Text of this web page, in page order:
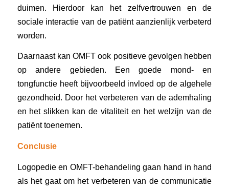
duimen. Hierdoor kan het zelfvertrouwen en de
sociale interactie van de patiënt aanzienlijk verbeterd
worden.
Daarnaast kan OMFT ook positieve gevolgen hebben
op andere gebieden. Een goede mond- en
tongfunctie heeft bijvoorbeeld invloed op de algehele
gezondheid. Door het verbeteren van de ademhaling
en het slikken kan de vitaliteit en het welzijn van de
patiënt toenemen.
Conclusie
Logopedie en OMFT-behandeling gaan hand in hand
als het gaat om het verbeteren van de communicatie